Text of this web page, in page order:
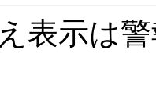
表示は